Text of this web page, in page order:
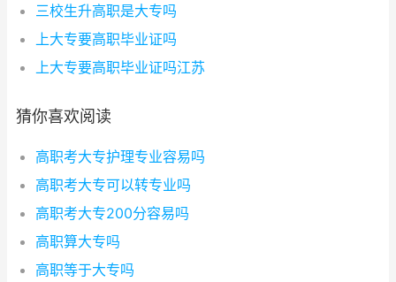
三校生升高职是大专吗
上大专要高职毕业证吗
上大专要高职毕业证吗江苏
猜你喜欢阅读
高职考大专护理专业容易吗
高职考大专可以转专业吗
高职考大专200分容易吗
高职算大专吗
高职等于大专吗